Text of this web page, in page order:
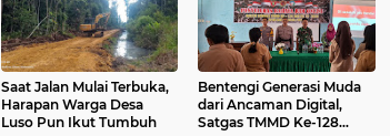
Saat Jalan Mulai Terbuka,
Harapan Warga Desa
Luso Pun Ikut Tumbuh
Bentengi Generasi Muda
dari Ancaman Digital,
Satgas TMMD Ke-128